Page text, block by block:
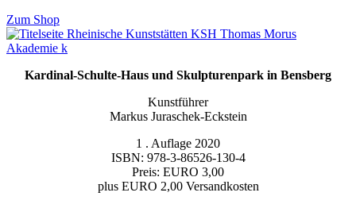
Zum Shop
Kardinal-Schulte-Haus und Skulpturenpark in Bensberg
Kunstführer
Markus Juraschek-Eckstein
1 . Auflage 2020
ISBN: 978-3-86526-130-4
Preis: EURO 3,00
plus EURO 2,00 Versandkosten